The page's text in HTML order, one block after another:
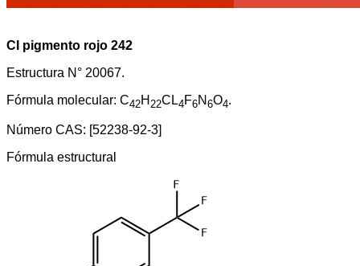
CI pigmento rojo 242
Estructura N° 20067.
Fórmula molecular: C42H 22CL4F6N 6O4.
Número CAS: [52238-92-3]
Fórmula estructural